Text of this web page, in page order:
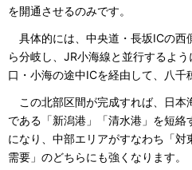
を開通させるのみです。
具体的には、中央道・長坂ICの西
ら分岐し、JR小海線と並行するよ
口・小海の途中ICを経由して、八千
この北部区間が完成すれば、日本
である「新潟港」「清水港」を短絡
になり、中部エリアがすなわち「
需要」のどちらにも強くなります。